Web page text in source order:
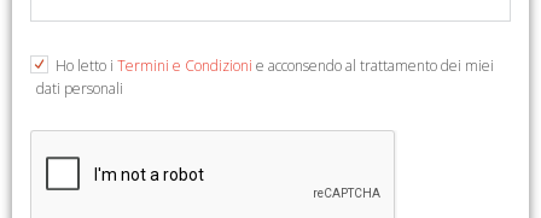
b/n, cm 15,5x21,5.
Ho letto i Termini e Condizioni e acconsendo al trattamento dei miei
dati personali